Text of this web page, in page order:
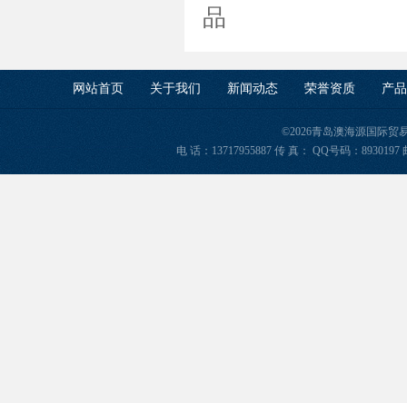
品
网站首页 关于我们 新闻动态 荣誉资质 产
©2026青岛澳海源国际贸
电 话：13717955887 传 真： QQ号码：